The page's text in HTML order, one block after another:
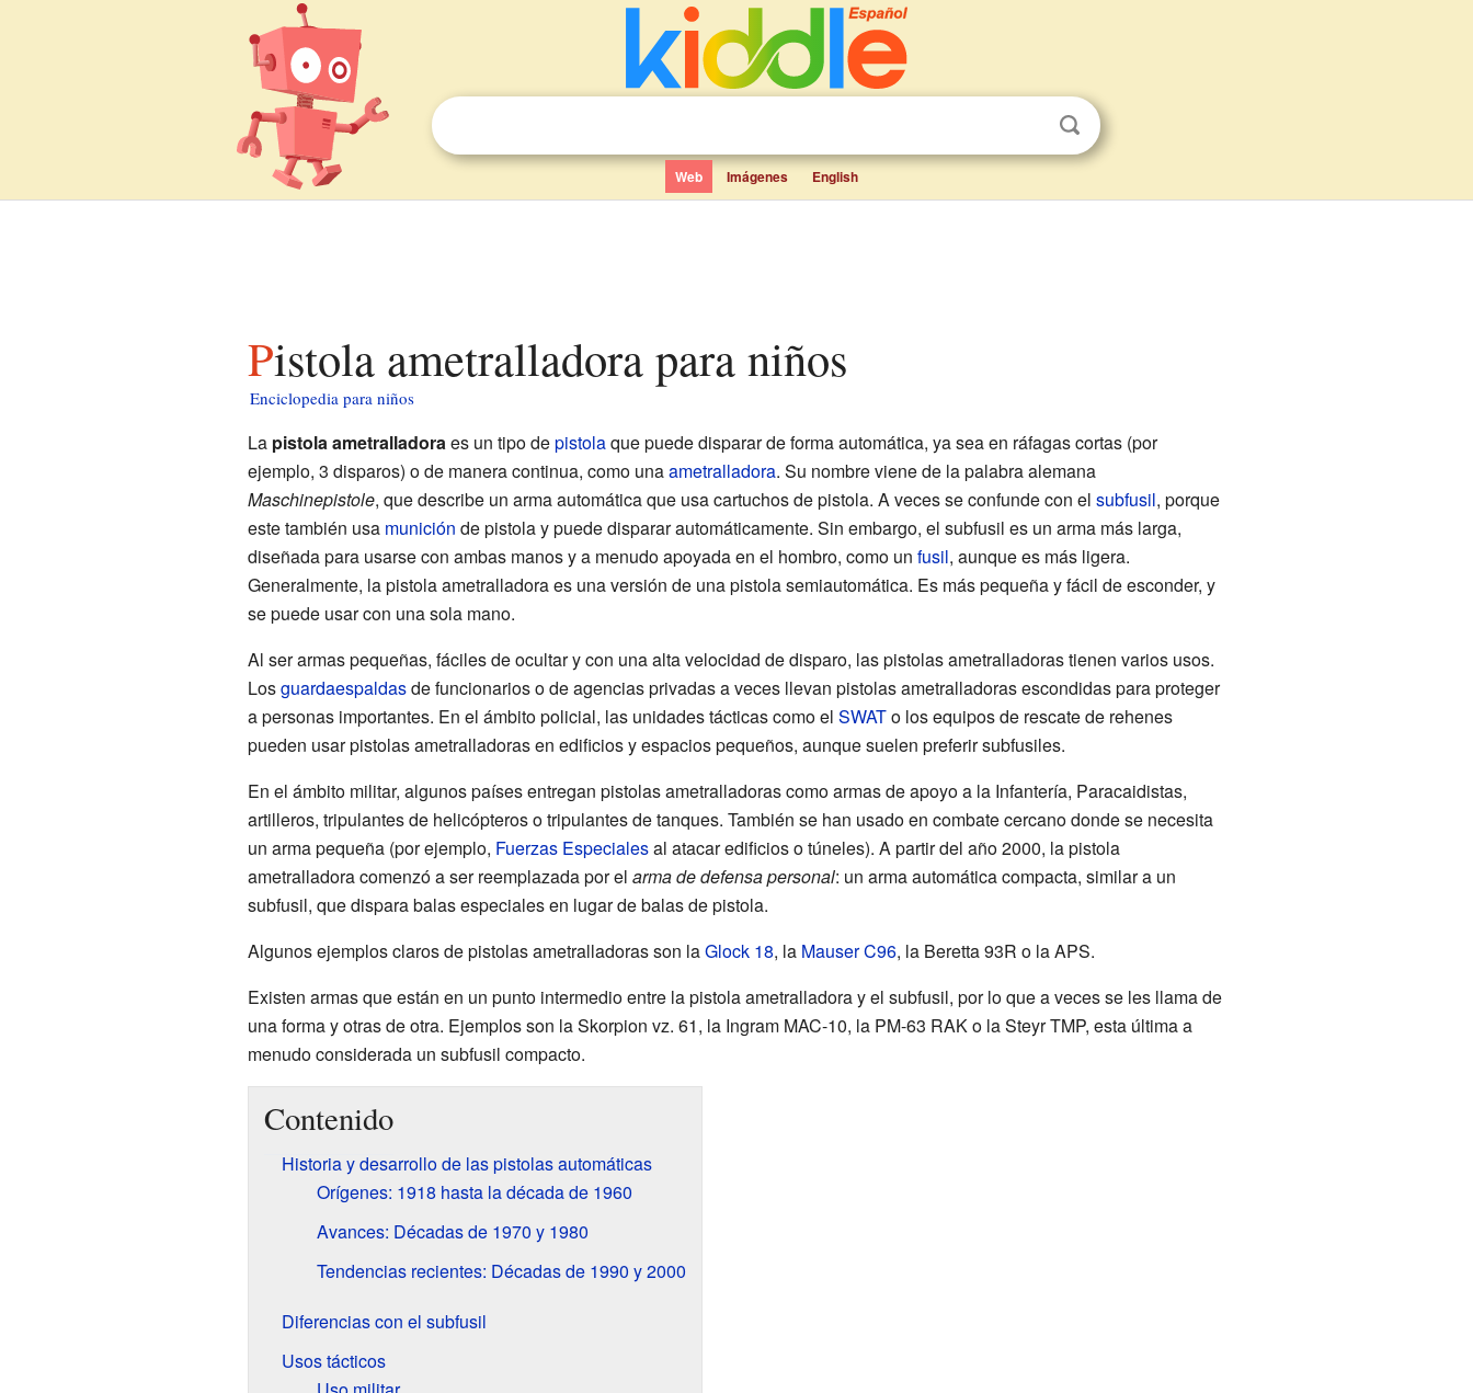
Web Imágenes English
Pistola ametralladora para niños
Enciclopedia para niños
La pistola ametralladoraes un tipo depistolaque puede disparar de forma automática, ya sea en ráfagas cortas (por
ejemplo, 3 disparos) o de manera continua, como unaametralladora. Su nombre viene de la palabra alemana
Maschinepistole, que describe un arma automática que usa cartuchos de pistola. A veces se confunde con el subfusil, porque
este también usa munición de pistola y puede disparar automáticamente. Sin embargo, el subfusil es un arma más larga,
diseñada para usarse con ambas manos y a menudo apoyada en el hombro, como un fusil, aunque es más ligera.
Generalmente, la pistola ametralladora es una versión de una pistola semiautomática. Es más pequeña y fácil de esconder, y
se puede usar con una sola mano.
Al ser armas pequeñas, fáciles de ocultar y con una alta velocidad de disparo, las pistolas ametralladoras tienen varios usos.
Losguardaespaldasde funcionarios o de agencias privadas a veces llevan pistolas ametralladoras escondidas para proteger
a personas importantes. En el ámbito policial, las unidades tácticas como el SWATo los equipos de rescate de rehenes
pueden usar pistolas ametralladoras en edificios y espacios pequeños, aunque suelen preferir subfusiles.
En el ámbito militar, algunos países entregan pistolas ametralladoras como armas de apoyo a la Infantería, Paracaidistas,
artilleros, tripulantes de helicópteros o tripulantes de tanques. También se han usado en combate cercano donde se necesita
un arma pequeña (por ejemplo, Fuerzas Especialesal atacar edificios o túneles). A partir del año 2000, la pistola
ametralladora comenzó a ser reemplazada por el arma de defensa personal: un arma automática compacta, similar a un
subfusil, que dispara balas especiales en lugar de balas de pistola.
Algunos ejemplos claros de pistolas ametralladoras son laGlock 18, la Mauser C96, la Beretta 93R o la APS.
Existen armas que están en un punto intermedio entre la pistola ametralladora y el subfusil, por lo que a veces se les llama de
una forma y otras de otra. Ejemplos son la Skorpion vz. 61, la Ingram MAC-10, la PM-63 RAK o la Steyr TMP, esta última a
menudo considerada un subfusil compacto.
Contenido
Historia y desarrollo de las pistolas automáticas
Orígenes: 1918 hasta la década de 1960
Avances: Décadas de 1970 y 1980
Tendencias recientes: Décadas de 1990 y 2000
Diferencias con el subfusil
Usos tácticos